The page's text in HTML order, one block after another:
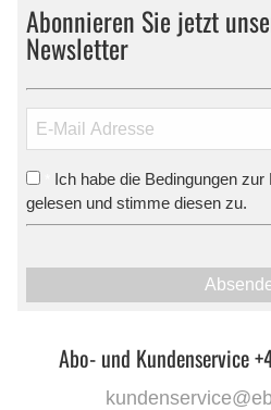
Abonnieren Sie jetzt
Newsletter
Ich habe die Bedingungen
gelesen und stimme diesen zu.
Abo- und Kundenservice